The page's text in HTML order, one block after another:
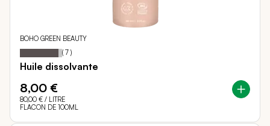
BOHO GREEN BEAUTY
Notation: 91
% of
( 7 )
Huile dissolvante
8,00 €
80,00 € / LITRE
FLACON DE 100ML